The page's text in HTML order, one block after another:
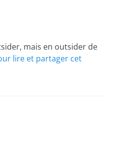
mais en outsider de
lire et partager cet